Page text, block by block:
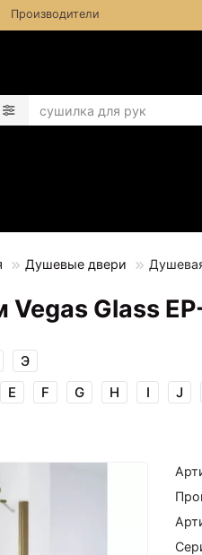
Производители
Душевые двери
Glass
E F G H I J
Э